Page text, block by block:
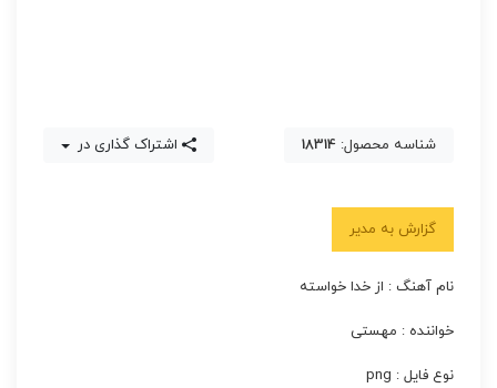
شناسه محصول: 18314 اشتراک گذاری در
گزارش به مدیر
نام آهنگ : از خدا خواسته
خواننده : مهستی
نوع فایل : png